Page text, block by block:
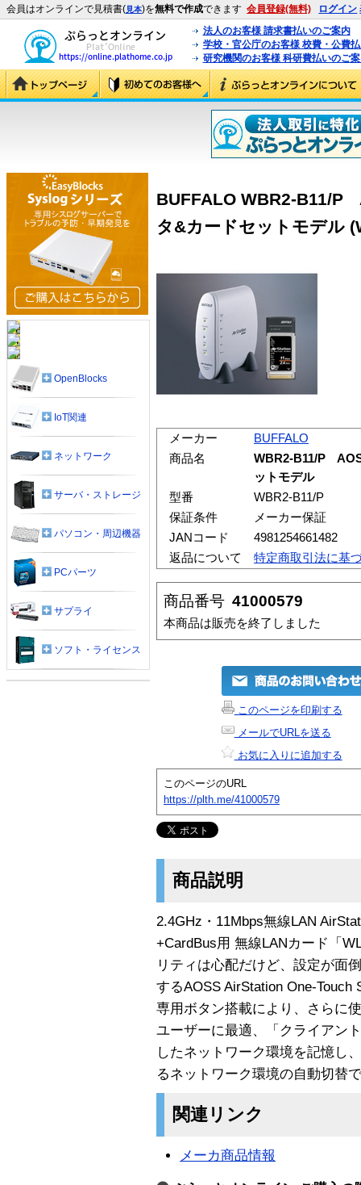
会員はオンラインで見積書(見本)を無料で作成できます 会員登録(無料) ログイン
法人のお客様 請求書払いのご案内
学校・官公庁のお客様 校費・公費
研究機関のお客様 科研費払いのご
BUFFALO WBR2-B11/P
タ&カードセットモデル
メーカー
BUFFALO
商品名
WBR2-B11/P
ットモデル
型番
WBR2-B11/P
保証条件
メーカー保証
JANコード
4981254661482
返品について
特定商取引法に基
商品番号 41000579
本商品は販売を終了しました
このページを印刷する
メールでURLを送る
お気に入りに追加する
このページのURL
https://plth.me/41000579
商品説明
2.4GHz・11Mbps無線LAN
+CardBus用 無線LANカード「
リティは心配だけど、設定が面
するAOSS AirStation One-
専用ボタン搭載により、さら
ユーザーに最適、「クライアン
したネットワーク環境を記憶し
るネットワーク環境の自動切替
関連リンク
メーカ商品情報
OpenBlocks
IoT関連
ネットワーク
サーバ・ストレージ
パソコン・周辺機器
PCパーツ
サプライ
ソフト・ライセンス